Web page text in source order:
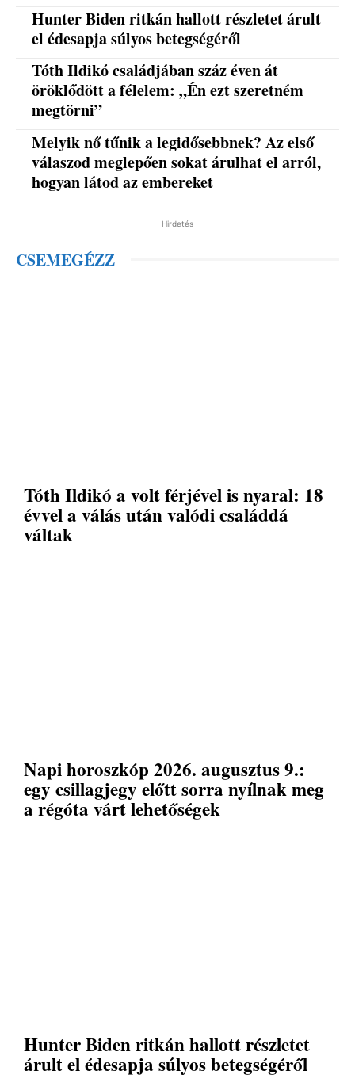
Hunter Biden ritkán hallott részletet árult
el édesapja súlyos betegségéről
Tóth Ildikó családjában száz éven át
öröklődött a félelem: „Én ezt szeretném
megtörni”
Melyik nő tűnik a legidősebbnek? Az első
válaszod meglepően sokat árulhat el arról,
hogyan látod az embereket
Hirdetés
CSEMEGÉZZ
Tóth Ildikó a volt férjével is nyaral: 18
évvel a válás után valódi családdá
váltak
Napi horoszkóp 2026. augusztus 9.:
egy csillagjegy előtt sorra nyílnak meg
a régóta várt lehetőségek
Hunter Biden ritkán hallott részletet
árult el édesapja súlyos betegségéről